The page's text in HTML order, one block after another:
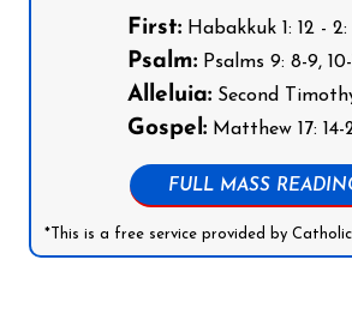
First:Habakkuk 1: 12 - 2:
Psalm:Psalms 9: 8-9, 10-
Alleluia:Second
Gospel:Matthew 17: 14-
FULL MASS
*This is a free service provided by